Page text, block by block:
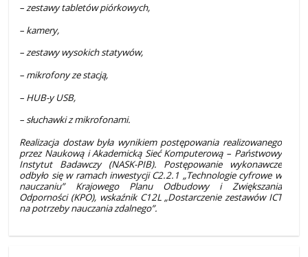
– zestawy tabletów piórkowych,
– kamery,
– zestawy wysokich statywów,
– mikrofony ze stacją,
– HUB-y USB,
– słuchawki z mikrofonami.
Realizacja dostaw była wynikiem postępowania realizowanego
przez Naukową i Akademicką Sieć Komputerową – Państwowy
Instytut Badawczy (NASK-PIB). Postępowanie wykonawcze
odbyło się w ramach inwestycji C2.2.1 „Technologie cyfrowe w
nauczaniu” Krajowego Planu Odbudowy i Zwiększania
Odporności (KPO), wskaźnik C12L „Dostarczenie zestawów ICT
na potrzeby nauczania zdalnego”.